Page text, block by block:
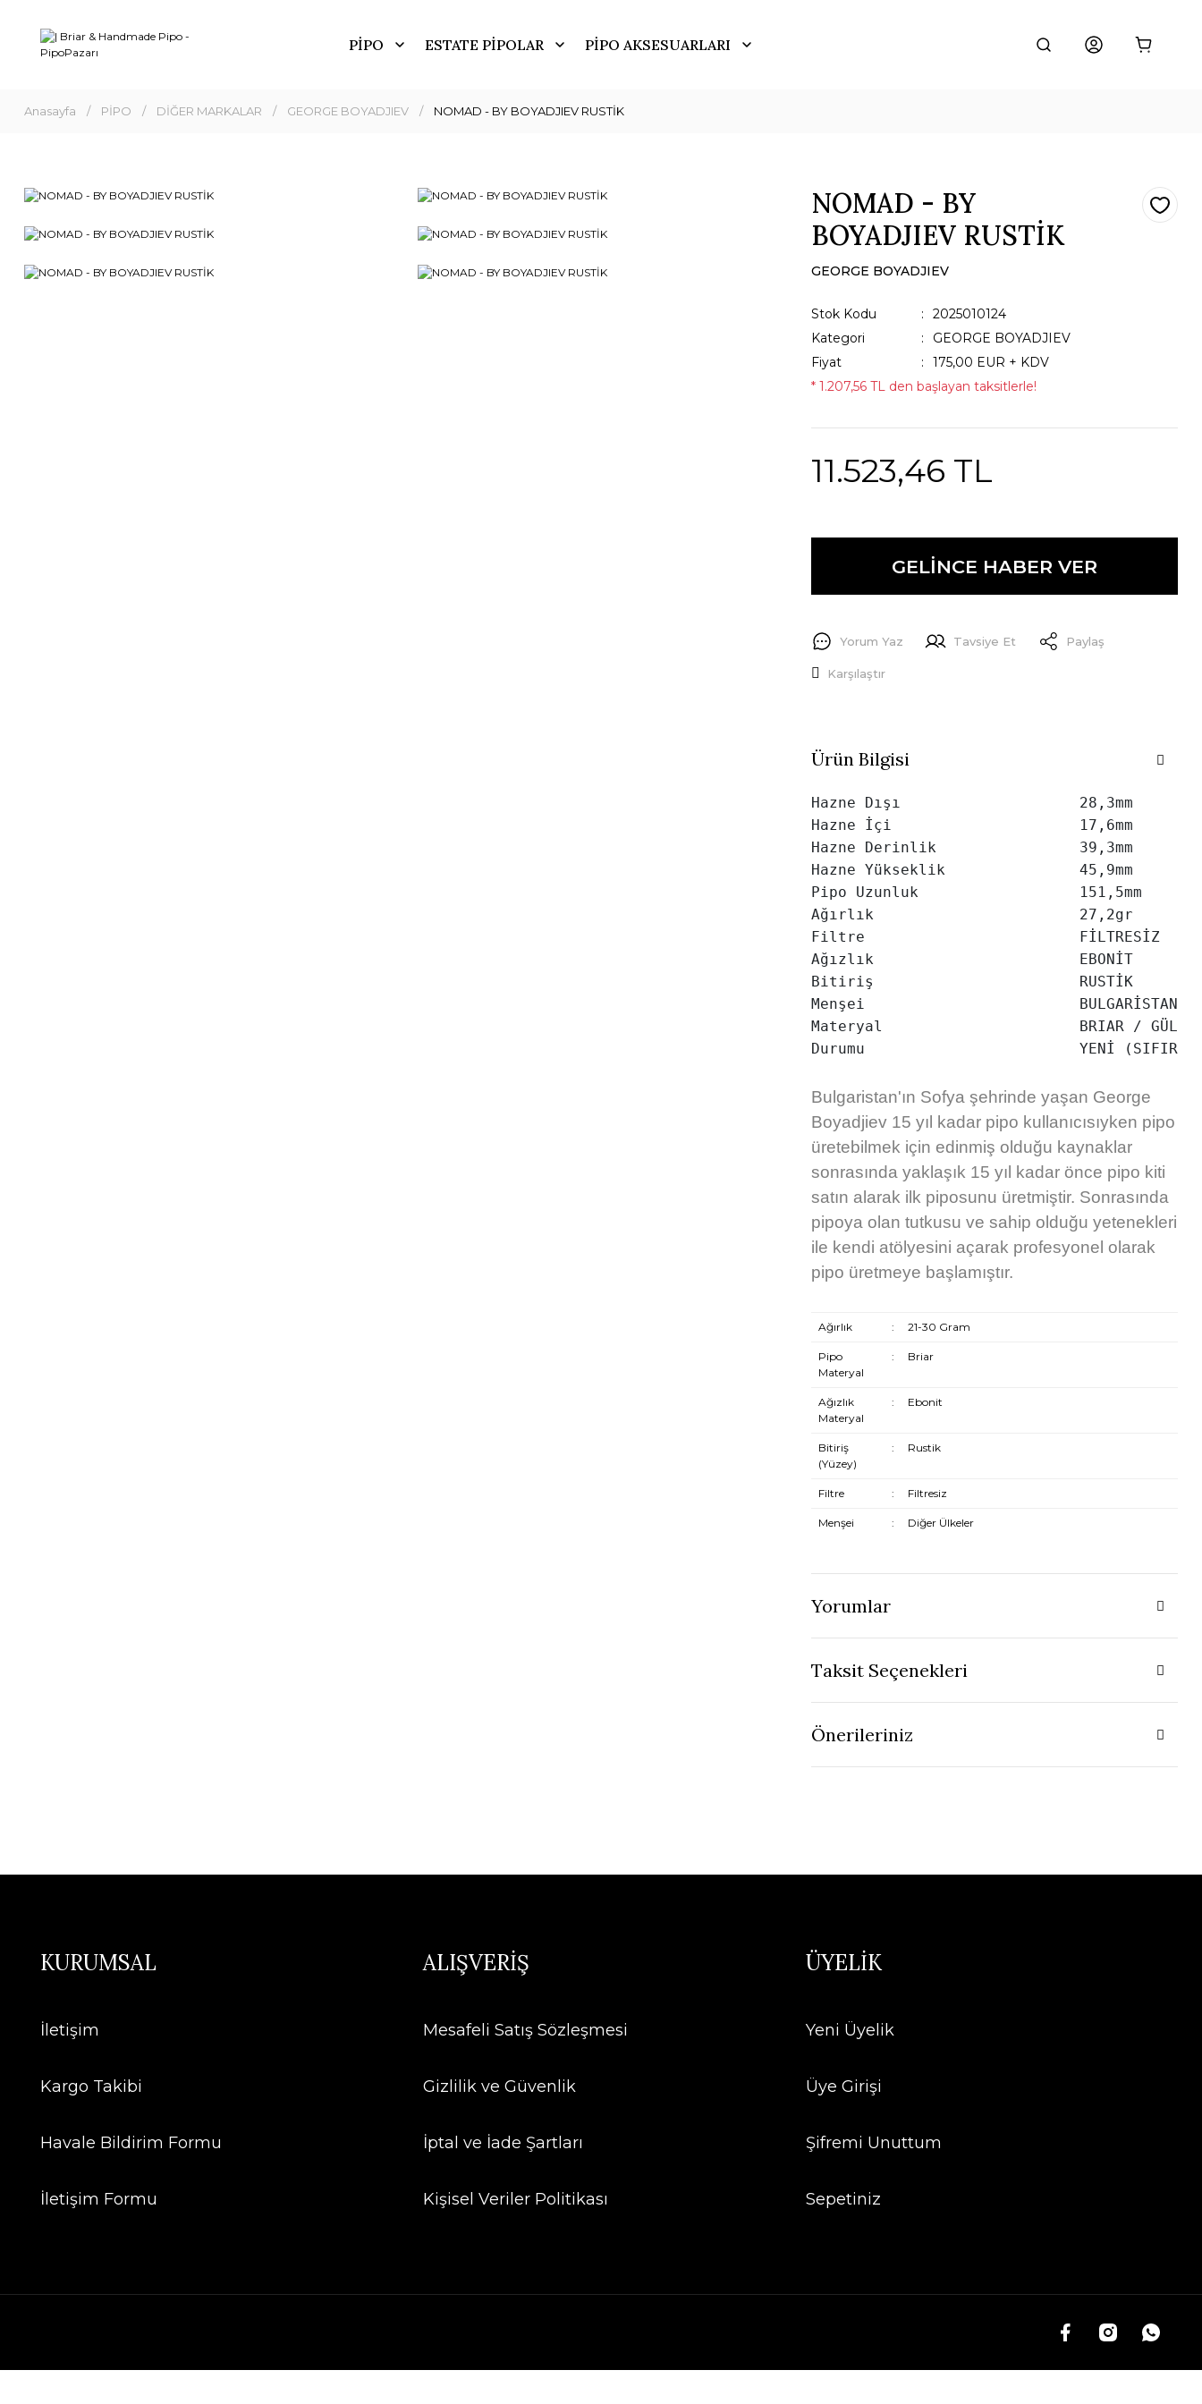
PİPO ESTATE PİPOLAR PİPO AKSESUARLARI
Anasayfa PİPO DİĞER MARKALAR GEORGE BOYADJIEV NOMAD - BY BOYADJIEV RUSTİK
NOMAD - BY
BOYADJIEV RUSTİK
GEORGE BOYADJIEV
Stok Kodu
2025010124
Kategori
GEORGE BOYADJIEV
Fiyat
175,00 EUR + KDV
* 1.207,56 TL den başlayan taksitlerle!
11.523,46 TL
GELİNCE HABER VER
Yorum Yaz Tavsiye Et Paylaş
Karşılaştır
Ürün Bilgisi
Hazne Dışı                    28,3mm
Hazne İçi                     17,6mm
Hazne Derinlik                39,3mm
Hazne Yükseklik               45,9mm
Pipo Uzunluk                  151,5mm
Ağırlık                       27,2gr
Filtre                        FİLTRESİZ
Ağızlık                       EBONİT
Bitiriş                       RUSTİK
Menşei                        BULGARİSTAN
Materyal                      BRIAR / GÜL
Bulgaristan'ın Sofya şehrinde yaşan George
Boyadjiev 15 yıl kadar pipo kullanıcısıyken pipo
üretebilmek için edinmiş olduğu kaynaklar
sonrasında yaklaşık 15 yıl kadar önce pipo kiti
satın alarak ilk piposunu üretmiştir. Sonrasında
pipoya olan tutkusu ve sahip olduğu yetenekleri
ile kendi atölyesini açarak profesyonel olarak
pipo üretmeye başlamıştır.
Ağırlık : 21-30 Gram
Pipo
Materyal
: Briar
Ağızlık
Materyal
: Ebonit
Bitiriş
(Yüzey)
: Rustik
Filtre : Filtresiz
Menşei : Diğer Ülkeler
Yorumlar
Taksit Seçenekleri
Önerileriniz
KURUMSAL
İletişim
Kargo Takibi
Havale Bildirim Formu
İletişim Formu
ALIŞVERİŞ
Mesafeli Satış Sözleşmesi
Gizlilik ve Güvenlik
İptal ve İade Şartları
Kişisel Veriler Politikası
ÜYELİK
Yeni Üyelik
Üye Girişi
Şifremi Unuttum
Sepetiniz